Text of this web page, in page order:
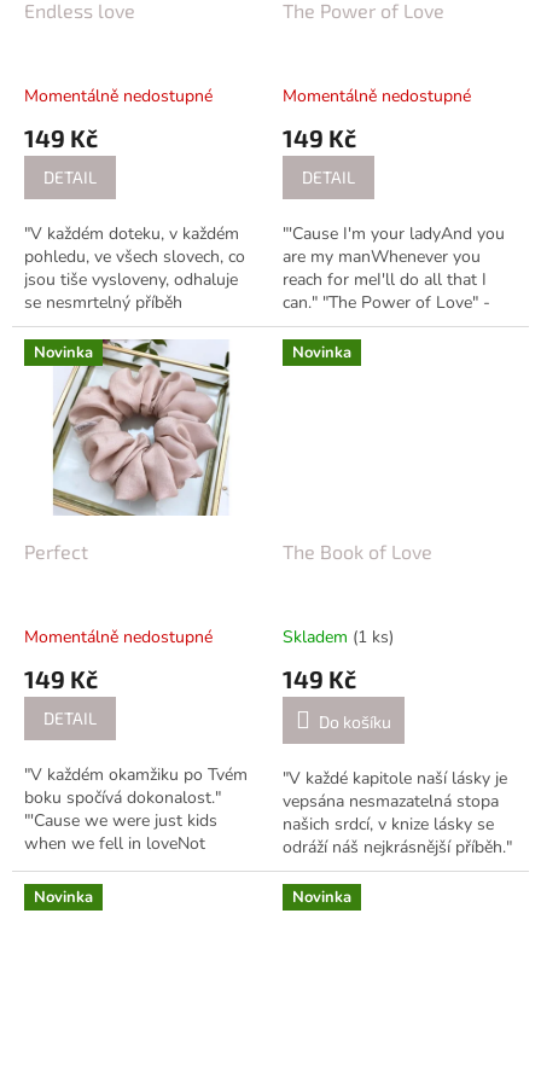
Endless love
Momentálně nedostupné
149 Kč
DETAIL
"V každém doteku, v každém
pohledu, ve všech slovech, co
jsou tiše vysloveny, odhaluje
se nesmrtelný příběh
nekonečné lásky." "My love,
there's only you in my lifeThe
only...
The Power of Love
Momentálně nedostupné
149 Kč
DETAIL
"'Cause I'm your ladyAnd you
are my manWhenever you
reach for meI'll do all that I
can." "The Power of Love" -
svatební gumička v lososové
barvě, inspirovaná písní Celine
Dion,...
Novinka
Perfect
Momentálně nedostupné
149 Kč
DETAIL
"V každém okamžiku po Tvém
boku spočívá dokonalost."
"'Cause we were just kids
when we fell in loveNot
knowing what it was."
"Perfect" - Svatební gumička v
nádherné béžové...
Novinka
The Book of Love
Skladem (1 ks)
149 Kč
Do košíku
"V každé kapitole naší lásky je
vepsána nesmazatelná stopa
našich srdcí, v knize lásky se
odráží náš nejkrásnější příběh."
"The book of love is long and
boringNo one can lift...
Novinka Novinka